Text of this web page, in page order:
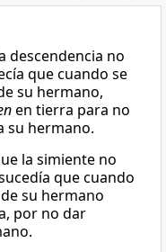
descendencia no
que cuando se
su hermano,
en tierra para no
su hermano.
la simiente no
que cuando
su hermano
por no dar